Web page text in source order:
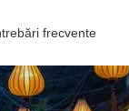
frecvente